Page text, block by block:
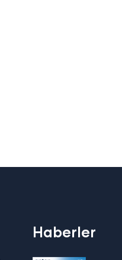
Haberler